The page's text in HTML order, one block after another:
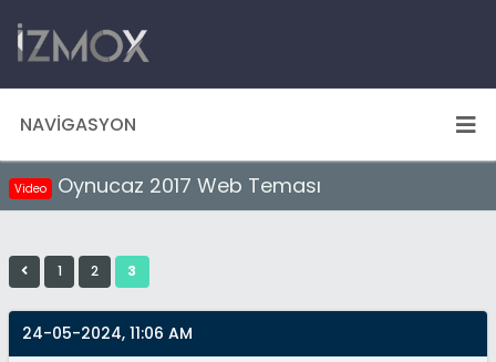
NAVIGASYON
Video Oynucaz 2017 Web Teması
1 2 3
24-05-2024, 11:06 AM